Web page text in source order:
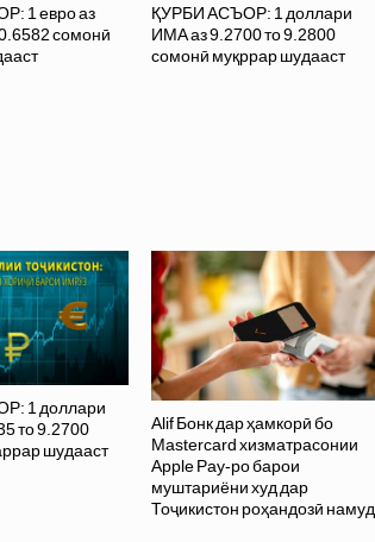
1 евро аз
сомонӣ
ҚУРБИ АСЪОР: 1 доллари
ИМА аз 9.2700 то 9.2800
сомонӣ муқррар шудааст
1 доллари
то 9.2700
шудааст
Alif Бонк дар ҳамкорӣ бо
Mastercard хизматрасонии
Apple Pay-ро барои
муштариёни худ дар
Тоҷикистон роҳандозӣ намуд